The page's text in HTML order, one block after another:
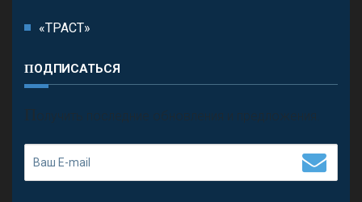
«ТРАСТ»
ПОДПИСАТЬСЯ
П олучить последние обновления и предложения.